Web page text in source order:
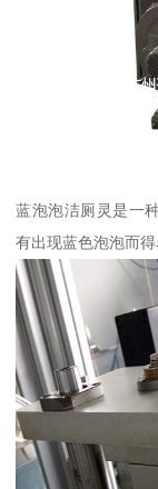
蓝泡泡洁厕灵是一
有出现蓝色泡泡而得